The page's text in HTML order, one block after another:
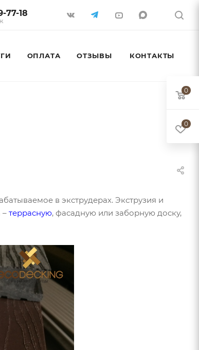
77-18
ОПЛАТА ОТЗЫВЫ КОНТАКТЫ
в экструдерах. Экструзия и
– террасную, фасадную или заборную доску,
0
0